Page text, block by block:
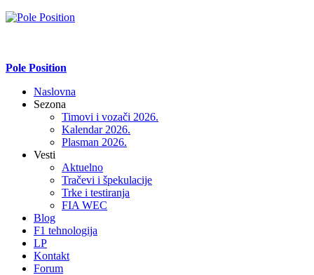
Pole Position
Naslovna
Sezona
Timovi i vozači 2026.
Kalendar 2026.
Plasman 2026.
Vesti
Aktuelno
Tračevi i špekulacije
Trke i testiranja
FIA WEC
Blog
F1 tehnologija
LP
Kontakt
Forum